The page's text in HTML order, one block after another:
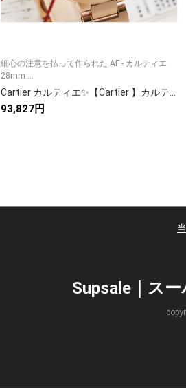
細心の注意を払って作られた AF - カルティエ
28mm ...
Cartier カルティエ✨【Cartier 】カルティエ 時計 レディース 人気モデル💎 高級腕時計 ギフトに最適🎁 美しいデザイン✨ 贈り物🎀
93,827円
Supsale｜ス